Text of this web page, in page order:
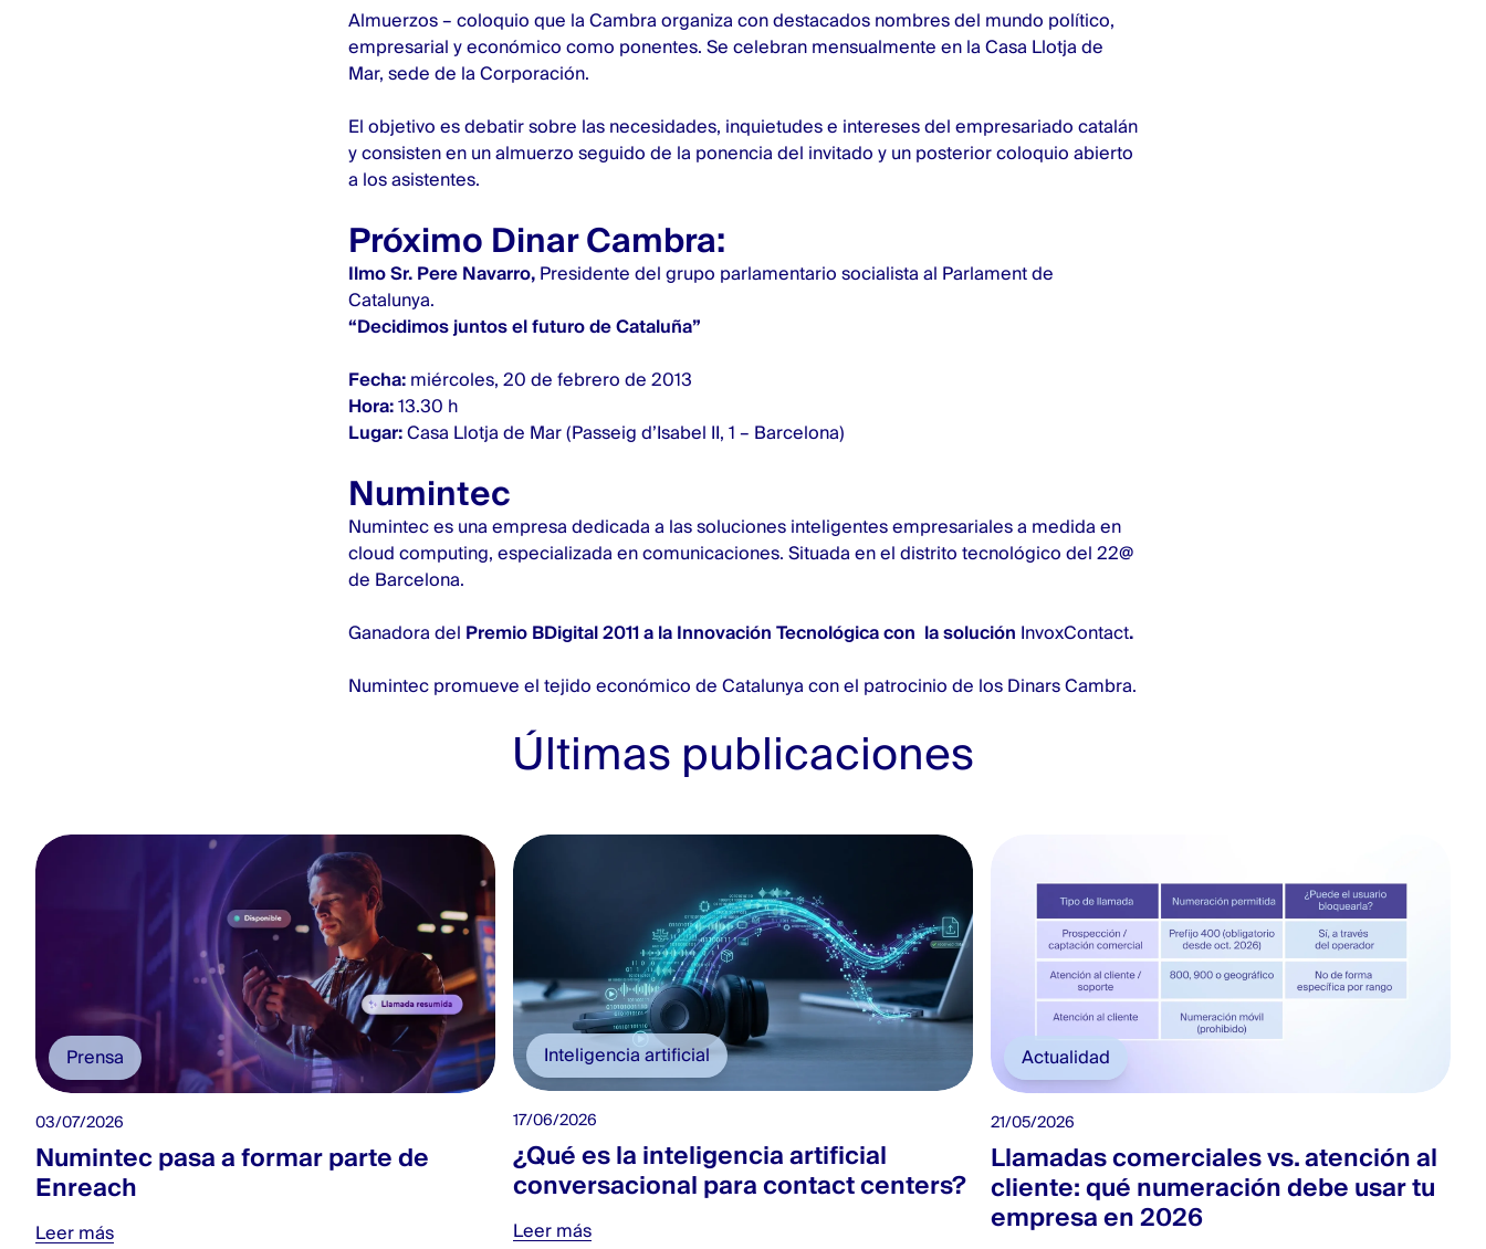
Almuerzos – coloquio que la Cambra organiza con destacados nombres del mundo político,
empresarial y económico como ponentes. Se celebran mensualmente en la Casa Llotja de
Mar, sede de la Corporación.
El objetivo es debatir sobre las necesidades, inquietudes e intereses del empresariado catalán
y consisten en un almuerzo seguido de la ponencia del invitado y un posterior coloquio abierto
a los asistentes.
Próximo Dinar Cambra:
Ilmo Sr. Pere Navarro,Presidente del grupo parlamentario socialista al Parlament de
Catalunya.
“Decidimos juntos el futuro de Cataluña”
Fecha:miércoles, 20 de febrero de 2013
Hora:13.30 h
Lugar:Casa Llotja de Mar (Passeig d’Isabel II, 1 – Barcelona)
Numintec
Numintec es una empresa dedicada a las soluciones inteligentes empresariales a medida en
cloud computing, especializada en comunicaciones. Situada en el distrito tecnológico del 22@
de Barcelona.
Ganadora del Premio BDigital 2011 a la Innovación Tecnológica con la solución InvoxContact.
Numintec promueve el tejido económico de Catalunya con el patrocinio de los Dinars Cambra.
Últimas publicaciones
Prensa
03/07/2026
Numintec pasa a formar parte de
Enreach
Leer más
Inteligencia artificial
17/06/2026
¿Qué es la inteligencia artificial
conversacional para contact centers?
Leer más
Actualidad
21/05/2026
Llamadas comerciales vs. atención al
cliente: qué numeración debe usar tu
empresa en 2026